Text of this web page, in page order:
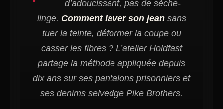
d’adoucissant, pas de sèche-
linge. Comment laver son jeansans
tuer la teinte, déformer la coupe ou
casser les fibres ? L’atelier Holdfast
partage la méthode appliquée depuis
dix ans sur ses pantalons prisonniers et
ses denims selvedge Pike Brothers.